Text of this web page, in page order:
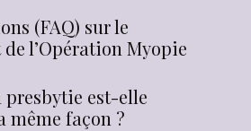
(FAQ) sur le
l’Opération Myopie
presbytie est-elle
même façon ?